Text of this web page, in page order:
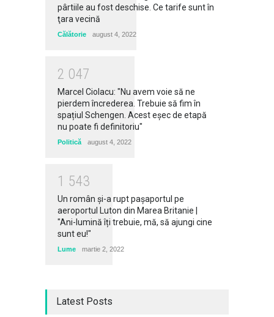
pârtiile au fost deschise. Ce tarife sunt în
ţara vecină
Călătorie august 4, 2022
2 047
Marcel Ciolacu: "Nu avem voie să ne
pierdem încrederea. Trebuie să fim în
spațiul Schengen. Acest eșec de etapă
nu poate fi definitoriu"
Politică august 4, 2022
1 543
Un român și-a rupt pașaportul pe
aeroportul Luton din Marea Britanie |
"Ani-lumină îți trebuie, mă, să ajungi cine
sunt eu!"
Lume martie 2, 2022
Latest Posts